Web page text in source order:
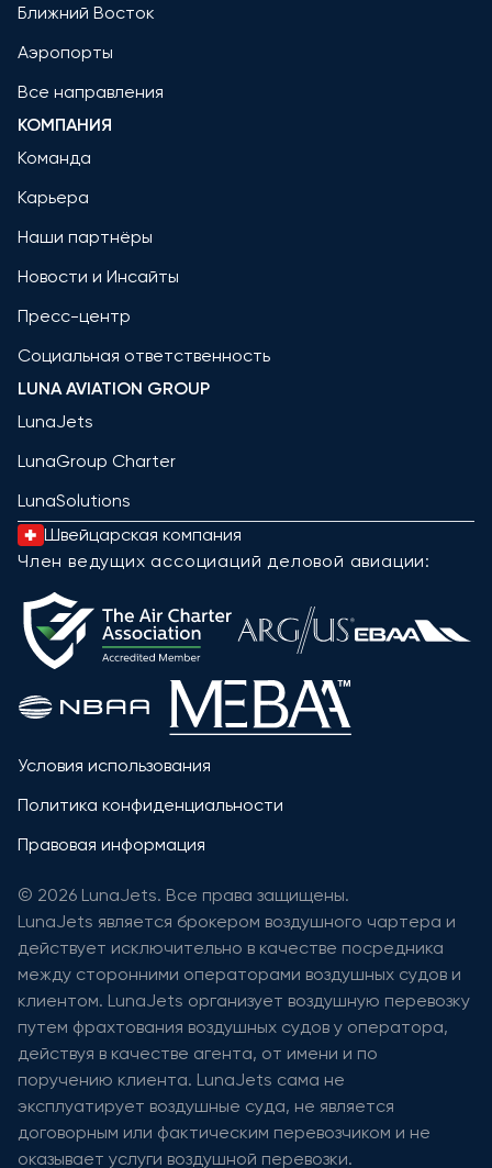
Ближний Восток
Аэропорты
Все направления
КОМПАНИЯ
Команда
Карьера
Наши партнёры
Новости и Инсайты
Пресс-центр
Социальная ответственность
LUNA AVIATION GROUP
LunaJets
LunaGroup Charter
LunaSolutions
Швейцарская компания
Член ведущих ассоциаций деловой авиации:
Условия использования
Политика конфиденциальности
Правовая информация
© 2026 LunaJets. Все права защищены.
LunaJets является брокером воздушного чартера и
действует исключительно в качестве посредника
между сторонними операторами воздушных судов и
клиентом. LunaJets организует воздушную перевозку
путем фрахтования воздушных судов у оператора,
действуя в качестве агента, от имени и по
поручению клиента. LunaJets сама не
эксплуатирует воздушные суда, не является
договорным или фактическим перевозчиком и не
оказывает услуги воздушной перевозки.